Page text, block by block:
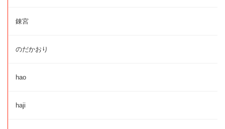
錬宮
のだかおり
hao
haji